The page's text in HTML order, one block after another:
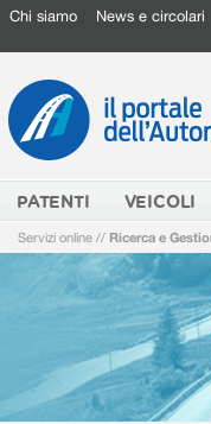
Chi siamo News e circolari
PATENTI VEICOLI
Servizi online // Ricerca e